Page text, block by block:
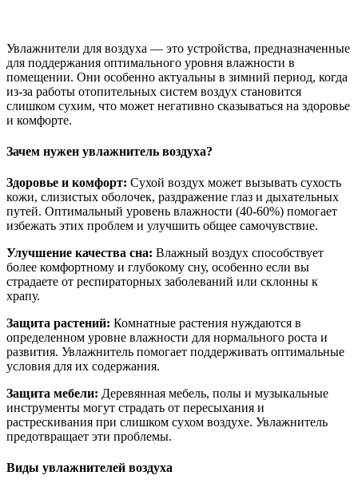
Увлажнители для воздуха — это устройства, предназначенные
для поддержания оптимального уровня влажности в
помещении. Они особенно актуальны в зимний период, когда
из-за работы отопительных систем воздух становится
слишком сухим, что может негативно сказываться на здоровье
и комфорте.
Зачем нужен увлажнитель воздуха?
Здоровье и комфорт: Сухой воздух может вызывать сухость
кожи, слизистых оболочек, раздражение глаз и дыхательных
путей. Оптимальный уровень влажности (40-60%) помогает
избежать этих проблем и улучшить общее самочувствие.
Улучшение качества сна: Влажный воздух способствует
более комфортному и глубокому сну, особенно если вы
страдаете от респираторных заболеваний или склонны к
храпу.
Защита растений: Комнатные растения нуждаются в
определенном уровне влажности для нормального роста и
развития. Увлажнитель помогает поддерживать оптимальные
условия для их содержания.
Защита мебели: Деревянная мебель, полы и музыкальные
инструменты могут страдать от пересыхания и
растрескивания при слишком сухом воздухе. Увлажнитель
предотвращает эти проблемы.
Виды увлажнителей воздуха